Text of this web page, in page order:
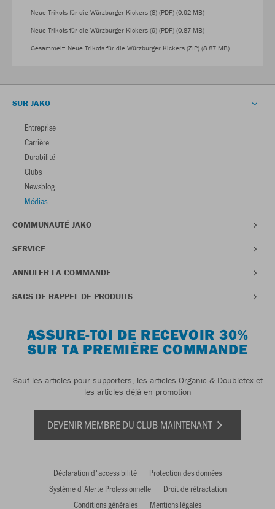
Neue Trikots für die Würzburger Kickers (8) (PDF) (0.92 MB)
Neue Trikots für die Würzburger Kickers (9) (PDF) (0.87 MB)
Gesammelt: Neue Trikots für die Würzburger Kickers (ZIP) (8.87 MB)
SUR JAKO
Entreprise
Carrière
Durabilité
Clubs
Newsblog
Médias
COMMUNAUTÉ JAKO
SERVICE
ANNULER LA COMMANDE
SACS DE RAPPEL DE PRODUITS
ASSURE-TOI DE RECEVOIR 30%
SUR TA PREMIÈRE COMMANDE
Sauf les articles pour supporters, les articles Organic & Doubletex et
les articles déjà en promotion
DEVENIR MEMBRE DU CLUB MAINTENANT
Déclaration d'accessibilité
Protection des données
Système d'Alerte Professionnelle
Droit de rétractation
Conditions générales
Mentions légales